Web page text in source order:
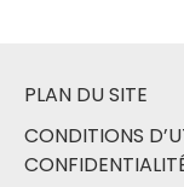
PLAN DU SITE
CONDITIONS